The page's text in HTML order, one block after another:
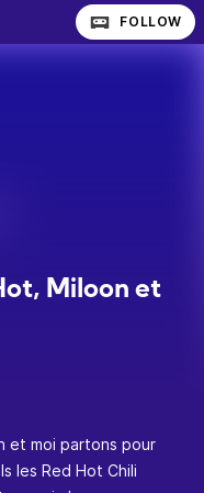
FOLLOW
Miloon et
et moi partons pour
les Red Hot Chili